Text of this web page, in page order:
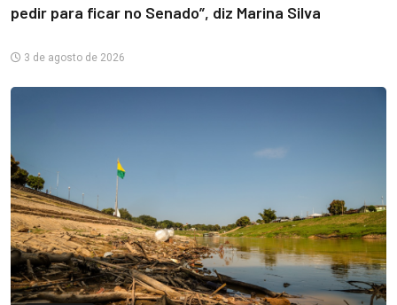
pedir para ficar no Senado”, diz Marina Silva
3 de agosto de 2026